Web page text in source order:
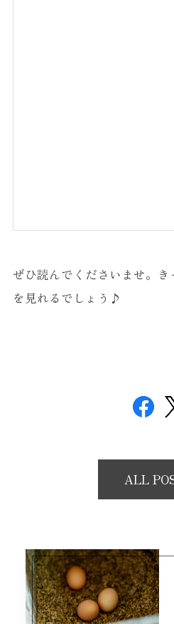
ぜひ読んでくださいませ。
を見れるでしょう♪
ALL